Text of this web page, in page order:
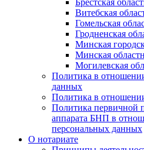
Брестская
Витебская
Гомельская
Гродненская
Минская
Минская
Могилевская
Политика в
данных
Политика в
Политика первичной
аппарата БНП в
персональных данных
О нотариате